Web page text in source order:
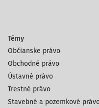
Témy
Občianske právo
Obchodné právo
Ústavné právo
Trestné právo
Stavebné a pozemkové